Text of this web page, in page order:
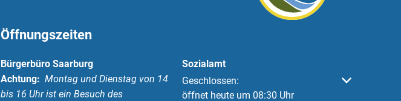
Öffnungszeiten
Bürgerbüro Saarburg
Achtung: Montag und Dienstag von 14
bis 16 Uhr ist ein Besuch des
Sozialamt
Klicken, um weitere Öffnungs- oder Schließzeiten
Geschlossen:
öffnet heute um 08:30 Uhr